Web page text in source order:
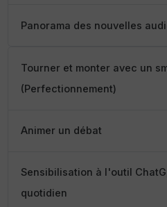
Panorama des nouvelles
Tourner et monter avec un
(Perfectionnement)
Animer un débat
Sensibilisation à l'outil
quotidien